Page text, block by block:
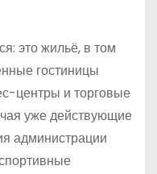
это жильё, в том
гостиницы
центры и торговые
уже действующие
администрации